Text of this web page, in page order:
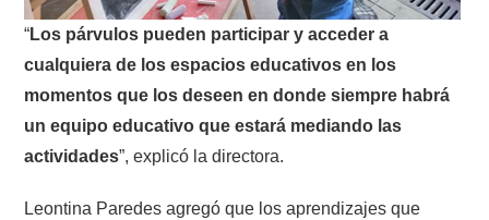
“Los párvulos pueden participar y acceder a
cualquiera de los espacios educativos en los
momentos que los deseen en donde siempre habrá
un equipo educativo que estará mediando las
actividades”, explicó la directora.
Leontina Paredes agregó que los aprendizajes que